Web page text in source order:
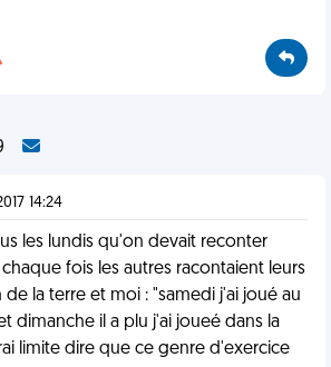
14:24
les lundis qu'on devait reconter
fois les autres racontaient leurs
la terre et moi : "samedi j'ai joué au
dimanche il a plu j'ai joueé dans la
limite dire que ce genre d'exercice